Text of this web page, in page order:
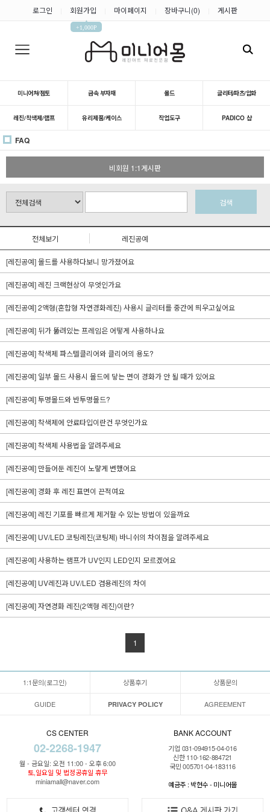
로그인 회원가입
▲
+1,000P
마이페이지 장바구니(0) 게시판
미니어쳐/점토 금속 부자재 몰드 글리터/파츠/압화
레진/착색제/램프 유리제품/케이스 작업도구 PADICO 샵
FAQ
비회원 1:1게시판
검색
전체보기 레진공예
[레진공예] 몰드를 사용하다보니 망가졌어요
[레진공예] 레진 크랙현상이 무엇인가요
[레진공예] 2액형(혼합형 자연경화레진) 사용시 글리터를 중간에 띄우고싶어요
[레진공예] 뒤가 뚫려있는 프레임은 어떻게 사용하나요
[레진공예] 착색제 파스텔클리어와 클리어의 용도?
[레진공예] 일부 몰드 사용시 몰드에 닿는 면이 경화가 안 될 때가 있어요
[레진공예] 투명몰드와 반투명몰드?
[레진공예] 착색제에 안료타입이란건 무엇인가요
[레진공예] 착색제 사용법을 알려주세요
[레진공예] 만들어둔 레진이 노랗게 변했어요
[레진공예] 경화 후 레진 표면이 끈적여요
[레진공예] 레진 기포를 빠르게 제거할 수 있는 방법이 있을까요
[레진공예] UV/LED 코팅레진(코팅제) 바니쉬의 차이점을 알려주세요
[레진공예] 사용하는 램프가 UV인지 LED인지 모르겠어요
[레진공예] UV레진과 UV/LED 겸용레진의 차이
[레진공예] 자연경화 레진(2액형 레진)이란?
1
1:1문의(로그인) 상품후기 상품문의
GUIDE PRIVACY POLICY AGREEMENT
CS CENTER
02-2268-1947
월 - 금요일: 오전 11:00 - 오후 6:00
토,일요일 및 법정공휴일 휴무
miniamall@naver.com
BANK ACCOUNT
기업 031-094915-04-016
신한 110-162-884721
국민 005701-04-183116
예금주 : 박현수 - 미니어몰